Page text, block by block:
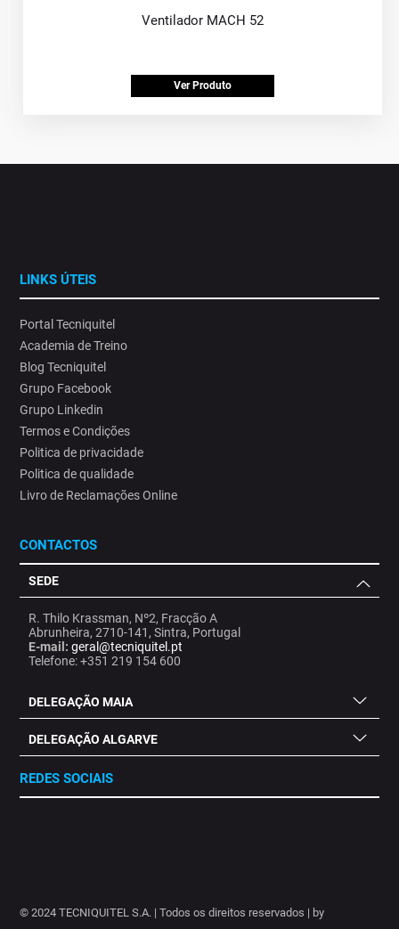
Ventilador MACH 52
Ver Produto
LINKS ÚTEIS
Portal Tecniquitel
Academia de Treino
Blog Tecniquitel
Grupo Facebook
Grupo Linkedin
Termos e Condições
Politica de privacidade
Politica de qualidade
Livro de Reclamações Online
CONTACTOS
SEDE
R. Thilo Krassman, Nº2, Fracção A
Abrunheira, 2710-141, Sintra, Portugal
E-mail: geral@tecniquitel.pt
Telefone: +351 219 154 600
DELEGAÇÃO MAIA
DELEGAÇÃO ALGARVE
REDES SOCIAIS
© 2024 TECNIQUITEL S.A. | Todos os direitos reservados | by